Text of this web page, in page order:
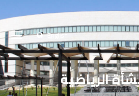
English
الرياضية